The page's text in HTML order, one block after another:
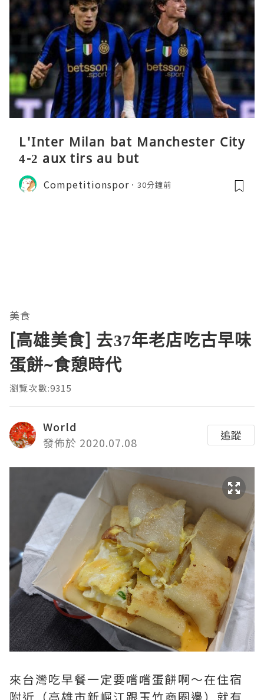
L'Inter Milan bat Manchester City
4-2 aux tirs au but
Competitionspor 30分鐘前
美食
[高雄美食] 去37年老店吃古早味
蛋餅~食憩時代
瀏覽次數:9315
World
發佈於 2020.07.08
追蹤
來台灣吃早餐一定要嚐嚐蛋餅啊～在住宿